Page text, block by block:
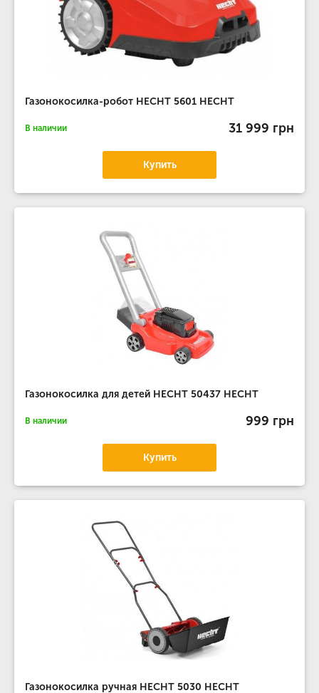
Газонокосилка-робот HECHT 5601 HECHT
В наличии 31 999 грн
Купить
Газонокосилка для детей HECHT 50437 HECHT
В наличии 999 грн
Купить
Газонокосилка ручная HECHT 5030 HECHT